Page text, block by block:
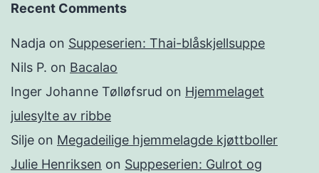
Recent Comments
Nadja on Suppeserien: Thai-blåskjellsuppe
Nils P. on Bacalao
Inger Johanne Tølløfsrud on Hjemmelaget
julesylte av ribbe
Silje on Megadeilige hjemmelagde kjøttboller
Julie Henriksen on Suppeserien: Gulrot og